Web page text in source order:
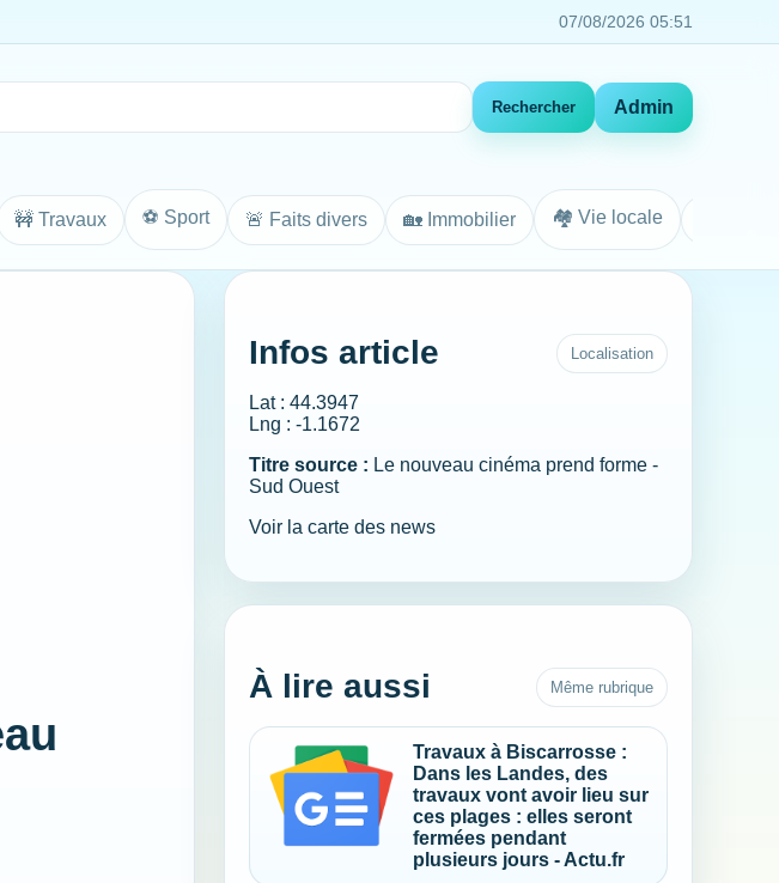
07/08/2026 05:51
Rechercher Admin
🚧 Travaux ⚽ Sport 🚨 Faits divers 🏡 Immobilier 🏘️ Vie locale
Infos article Localisation
Lat : 44.3947
Lng : -1.1672
Titre source : Le nouveau cinéma prend forme -
Sud Ouest
Voir la carte des news
À lire aussi Même rubrique
Travaux à Biscarrosse :
Dans les Landes, des
travaux vont avoir lieu sur
ces plages : elles seront
fermées pendant
plusieurs jours - Actu.fr